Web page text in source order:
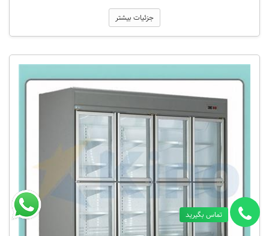
جزئیات بیشتر
تماس بگیرید